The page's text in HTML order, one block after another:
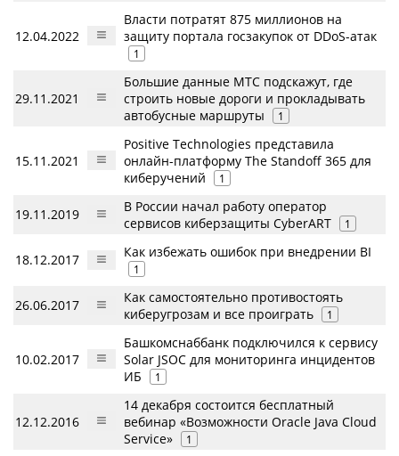
12.04.2022
Власти потратят 875 миллионов на
защиту портала госзакупок от DDoS-атак
1
29.11.2021
Большие данные МТС подскажут, где
строить новые дороги и прокладывать
автобусные маршруты
1
15.11.2021
Positive Technologies представила
онлайн-платформу The Standoff 365 для
киберучений
1
19.11.2019
В России начал работу оператор
сервисов киберзащиты CyberART
1
18.12.2017 Как избежать ошибок при внедрении BI
1
26.06.2017
Как самостоятельно противостоять
киберугрозам и все проиграть
1
10.02.2017
Башкомснаббанк подключился к сервису
Solar JSOC для мониторинга инцидентов
ИБ
1
12.12.2016
14 декабря состоится бесплатный
вебинар «Возможности Oracle Java Cloud
Service»
1